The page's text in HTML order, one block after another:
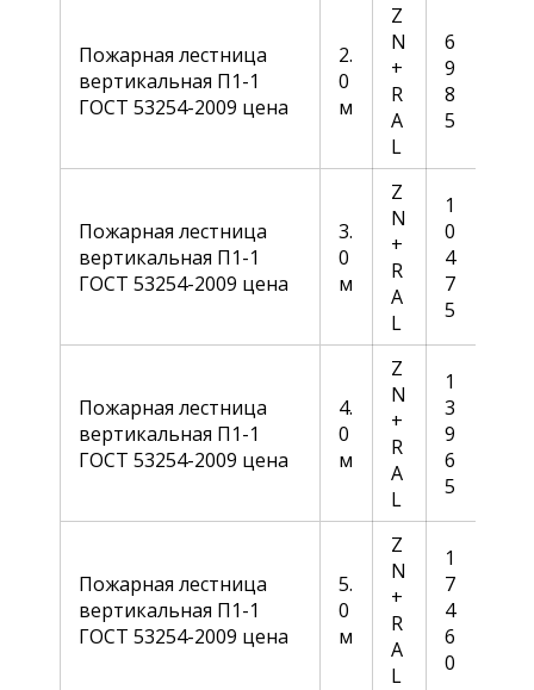
Пожарная лестница
вертикальная П1-1
ГОСТ 53254-2009 цена
2.
0
м
Z
N
+
R
A
L
6
9
8
5
Пожарная лестница
вертикальная П1-1
ГОСТ 53254-2009 цена
3.
0
м
Z
N
+
R
A
L
1
0
4
7
5
Пожарная лестница
вертикальная П1-1
ГОСТ 53254-2009 цена
4.
0
м
Z
N
+
R
A
L
1
3
9
6
5
Пожарная лестница
вертикальная П1-1
ГОСТ 53254-2009 цена
5.
0
м
Z
N
+
R
A
L
1
7
4
6
0